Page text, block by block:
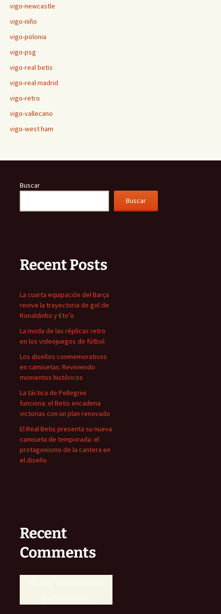
vigo-newcastle
vigo-niño
vigo-polonia
vigo-psg
vigo-real betis
vigo-real madrid
vigo-retro
vigo-vallecano
vigo-west ham
Buscar
Buscar
Recent Posts
La cuarta equipación del Barça
revive la trayectoria de gol de
Ronaldinho y Eto’o
La moda de las réplicas retro
en los videojuegos de fútbol
Los diseños conmemorativos
en camisetas: Reviviendo
momentos históricos
La táctica de Pellegrini
funciona: el Betis encadena
victorias con un plan renovado
El Real Betis presenta su nueva
camiseta de temporada: el
protagonismo de la cantera en
el diseño
Recent
Comments